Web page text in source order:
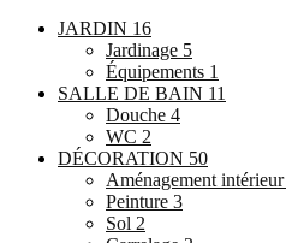
JARDIN 16
Jardinage 5
Équipements 1
SALLE DE BAIN 11
Douche 4
WC 2
DÉCORATION 50
Aménagement intérieur
Peinture 3
Sol 2